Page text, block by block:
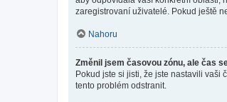
zaregistrovaní uživatelé. Pokud ještě
Nahoru
Změnil jsem časovou zónu, ale čas
Pokud jste si jisti, že jste nastavili vaši
tento problém odstranit.